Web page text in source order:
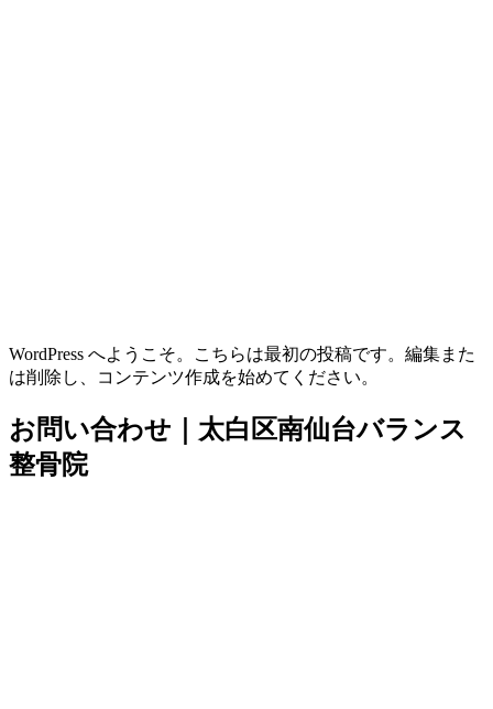
WordPress へようこそ。こちらは最初の投稿です。編集また
は削除し、コンテンツ作成を始めてください。
お問い合わせ｜太白区南仙台バランス
整骨院